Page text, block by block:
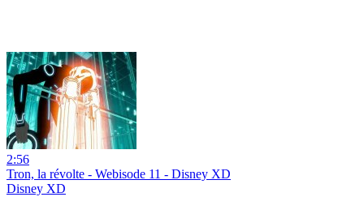
2:56
Tron, la révolte - Webisode 11 - Disney XD
Disney XD